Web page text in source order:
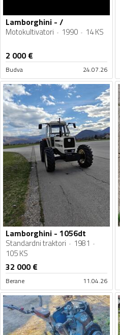
Lamborghini - /
Motokultivatori 1990 14 KS
2 000€
Budva 24.07.26
Lamborghini - 1056dt
Standardni traktori
1981
105 KS
32 000€
Berane 11.04.26